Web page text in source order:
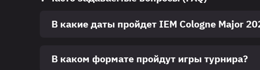
В какие даты пройдет IEM Cologne Major
В каком формате пройдут игры турнира?